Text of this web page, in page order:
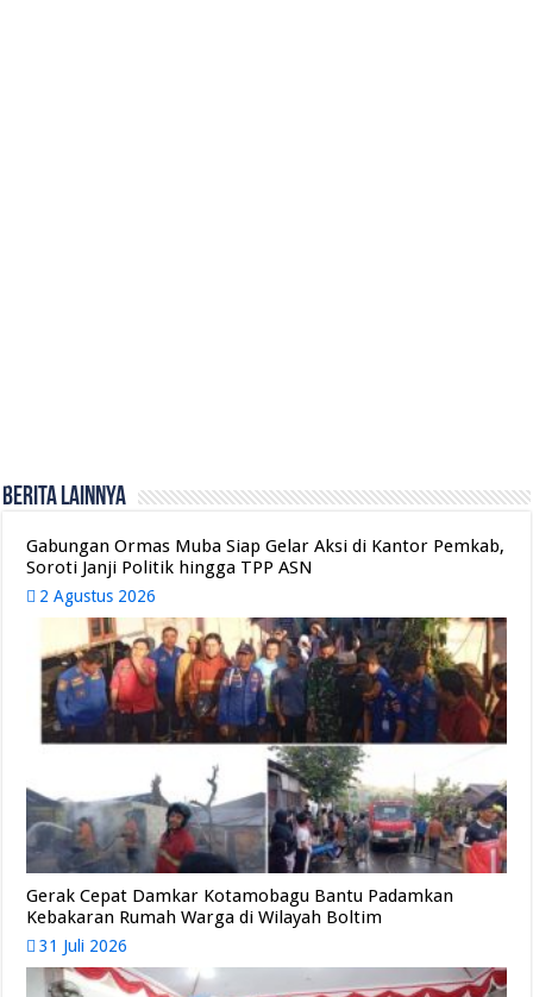
Berita Lainnya
Gabungan Ormas Muba Siap Gelar Aksi di Kantor Pemkab,
Soroti Janji Politik hingga TPP ASN
2 Agustus 2026
Gerak Cepat Damkar Kotamobagu Bantu Padamkan
Kebakaran Rumah Warga di Wilayah Boltim
31 Juli 2026